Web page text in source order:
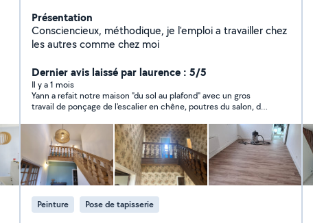
Présentation
Consciencieux, méthodique, je l'emploi a travailler chez
les autres comme chez moi
Dernier avis laissé par laurence : 5/5
Il y a 1 mois
Yann a refait notre maison "du sol au plafond" avec un gros
travail de ponçage de l'escalier en chêne, poutres du salon, des
peintures des pièces, portes , de la plomberie, de l'électricité.
Bref, c'est un vrai couteau suisse qui a été indispensable à la
rénovation de notre maison tout en pratiquant des tarifs
raisonnables qui nous ont permis de le prendre au long cours.
Peinture Pose de tapisserie